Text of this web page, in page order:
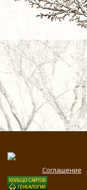
Соглашение